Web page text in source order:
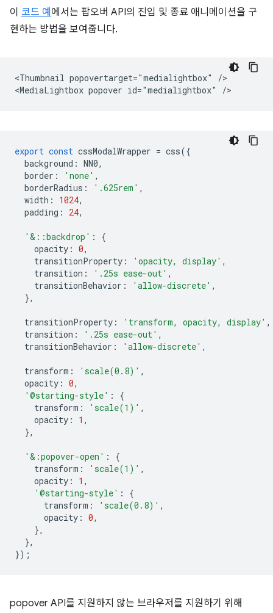
이 코드 예 에서는 팝오버 API의 진입 및 종료 애니메이션을 구
현하는 방법을 보여줍니다.
<Thumbnail popovertarget="medialightbox" />
export const cssModalWrapper = css({
background : NN0,
border : 'none' ,
borderRadius : '.625rem' ,
width : 1024,
padding : 24,
'&::backdrop' :
{
opacity : 0,
transitionProperty : 'opacity, display' ,
transition : '.25s ease-out' ,
transitionBehavior : 'allow-discrete' ,
},
transitionProperty : 'transform, opacity, display' ,
transition : '.25s ease-out' ,
transitionBehavior : 'allow-discrete' ,
transform : 'scale(0.8)' ,
opacity : 0,
'@starting-style' :
{
transform : 'scale(1)' ,
opacity : 1 ,
},
'&:popover-open' :
{
transform : 'scale(1)' ,
opacity : 1 ,
'@starting-style' :
{
transform : 'scale(0.8)' ,
opacity : 0,
},
},
});
popover API를 지원하지 않는 브라우저를 지원하기 위해